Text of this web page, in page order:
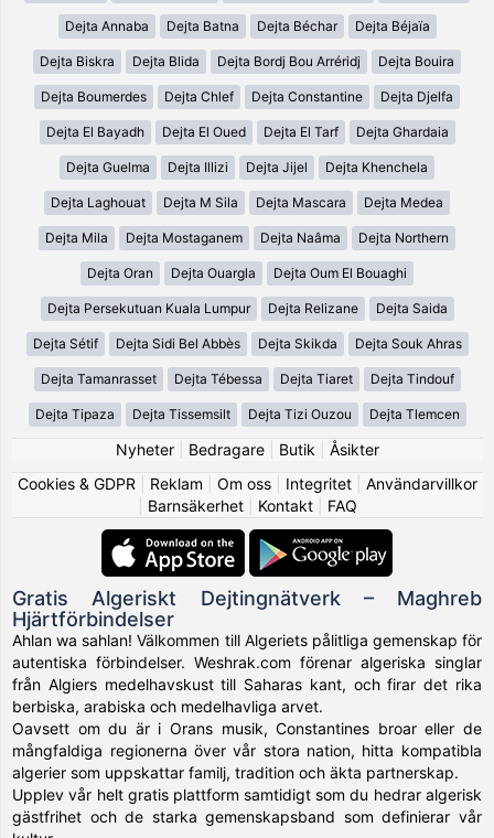
Dejta Annaba Dejta Batna Dejta Béchar Dejta Béjaïa
Dejta Biskra Dejta Blida Dejta Bordj Bou Arréridj Dejta Bouira
Dejta Boumerdes Dejta Chlef Dejta Constantine Dejta Djelfa
Dejta El Bayadh Dejta El Oued Dejta El Tarf Dejta Ghardaia
Dejta Guelma Dejta Illizi Dejta Jijel Dejta Khenchela
Dejta Laghouat Dejta M Sila Dejta Mascara Dejta Medea
Dejta Mila Dejta Mostaganem Dejta Naâma Dejta Northern
Dejta Oran Dejta Ouargla Dejta Oum El Bouaghi
Dejta Persekutuan Kuala Lumpur Dejta Relizane Dejta Saida
Dejta Sétif Dejta Sidi Bel Abbès Dejta Skikda Dejta Souk Ahras
Dejta Tamanrasset Dejta Tébessa Dejta Tiaret Dejta Tindouf
Dejta Tipaza Dejta Tissemsilt Dejta Tizi Ouzou Dejta Tlemcen
Nyheter| Bedragare| Butik
Åsikter
Cookies & GDPR
Reklam Om oss| Integritet| Användarvillkor
Barnsäkerhet| Kontakt| FAQ
Gratis Algeriskt Dejtingnätverk – Maghreb
Hjärtförbindelser
Ahlan wa sahlan! Välkommen till Algeriets pålitliga gemenskap för
autentiska förbindelser. Weshrak.com förenar algeriska singlar
från Algiers medelhavskust till Saharas kant, och firar det rika
berbiska, arabiska och medelhavliga arvet.
Oavsett om du är i Orans musik, Constantines broar eller de
mångfaldiga regionerna över vår stora nation, hitta kompatibla
algerier som uppskattar familj, tradition och äkta partnerskap.
Upplev vår helt gratis plattform samtidigt som du hedrar algerisk
gästfrihet och de starka gemenskapsband som definierar vår